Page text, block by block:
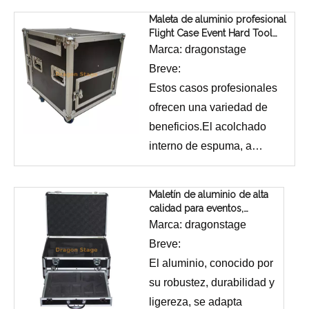
la manipulación
frecuentes.Este metal,
famoso por su robustez,
protege los delicados y
costosos instrumentos
que contiene contra
impactos, golpes y
peligros ambientales.Su
naturaleza liviana, en
materiales duraderos,
hace que sea más fácil
de maniobrar y
transportar,
particularmente cuando
está completamente
Maleta de aluminio profesional
Flight Case Event Hard Tool
Case
Marca: dragonstage
Breve:
Estos casos profesionales
ofrecen una variedad de
beneficios.El acolchado
interno de espuma, a
menudo personalizable
para adaptarse a equipos
específicos, proporciona
una amortiguación y
absorción de impactos
excepcionales.Sus sellos
resistentes al agua y su
construcción resistente a la
Maletín de aluminio de alta
calidad para eventos,
estuche personalizado con
Marca: dragonstage
Breve:
El aluminio, conocido por
su robustez, durabilidad y
ligereza, se adapta